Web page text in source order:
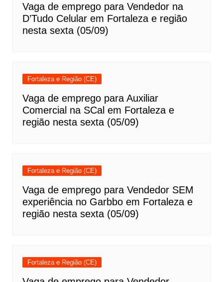
Vaga de emprego para Vendedor na
D’Tudo Celular em Fortaleza e região
nesta sexta (05/09)
Fortaleza e Região (CE)
Vaga de emprego para Auxiliar
Comercial na SCal em Fortaleza e
região nesta sexta (05/09)
Fortaleza e Região (CE)
Vaga de emprego para Vendedor SEM
experiência no Garbbo em Fortaleza e
região nesta sexta (05/09)
Fortaleza e Região (CE)